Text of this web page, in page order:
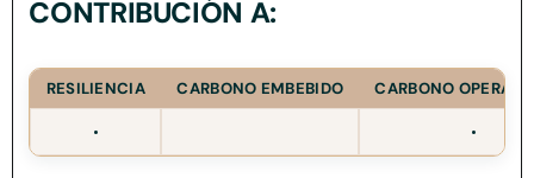
CONTRIBUCIÓN A:
RESILIENCIA CARBONO EMBEBIDO CARBONO
• •